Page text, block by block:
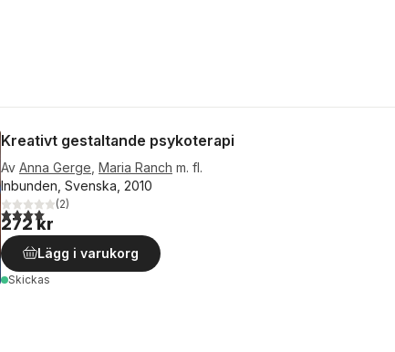
Kreativt gestaltande psykoterapi
Av Anna Gerge Maria Ranch m. fl.
Inbunden, Svenska, 2010
4,0utav 5 stjärnor. Totalt antal röster:
(2)
272 kr
Lägg i varukorg
Skickas